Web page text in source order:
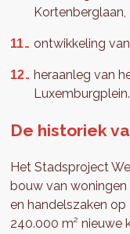
Kortenberglaan,
ontwikkeling
heraanleg van
Luxemburgplein.
De historiek
Het Stadsproject
bouw van woningen
en handelszaken
240.000 m² nieuwe